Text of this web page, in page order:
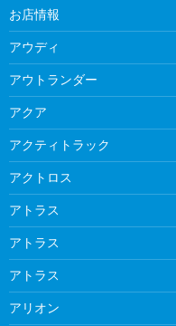
お店情報
アウディ
アウトランダー
アクア
アクティトラック
アクトロス
アトラス
アトラス
アトラス
アリオン